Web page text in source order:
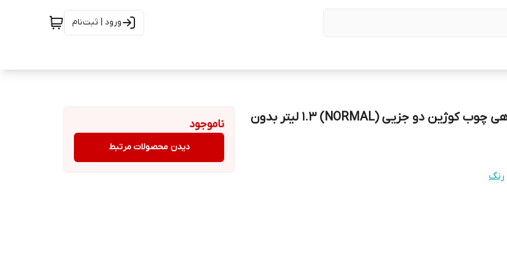
ورود | ثبت‌نام
روغن گیاهی چوب کوژین دو جزیی (NORMAL) 1.3 لیتر بدون
رنگ
ناموجود
دیدن محصولات مرتبط